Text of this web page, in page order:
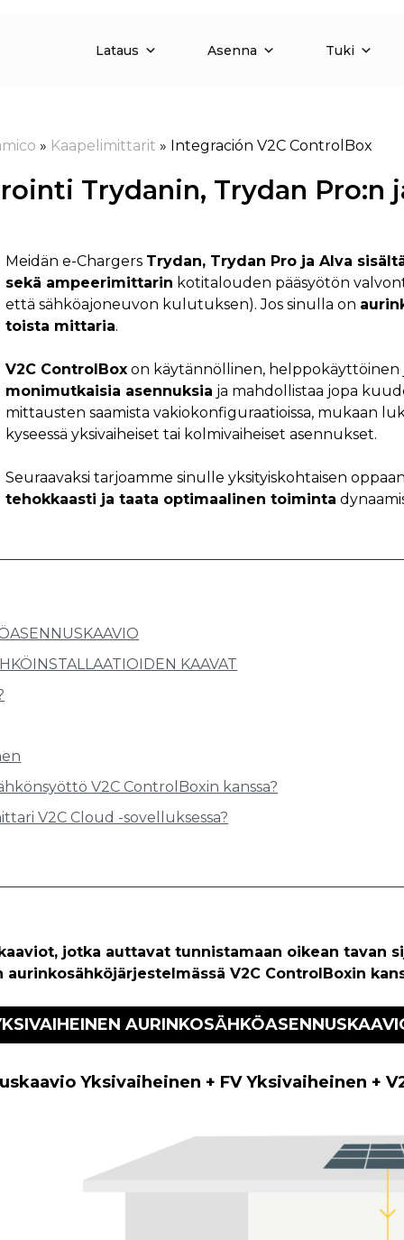
Lataus Asenna Tuki
» Kaapelimittarit » Integración V2C ControlBox
Trydanin, Trydan Pro:n
Meidän e-Chargers Trydan, Trydan Pro ja Alva
sekä ampeerimittarin kotitalouden pääsyötön
että sähköajoneuvon kulutuksen). Jos sinulla on
toista mittaria.
V2C ControlBox on käytännöllinen, helppokäyttöinen
monimutkaisia asennuksia ja mahdollistaa jopa
mittausten saamista vakiokonfiguraatioissa, mukaan
kyseessä yksivaiheiset tai kolmivaiheiset asennukset.
Seuraavaksi tarjoamme sinulle yksityiskohtaisen
tehokkaasti ja taata optimaalinen toiminta
KAAVAT
V2C ControlBoxin kanssa?
V2C Cloud -sovelluksessa?
jotka auttavat tunnistamaan oikean
V2C ControlBoxin
Yksivaiheinen + FV Yksivaiheinen +